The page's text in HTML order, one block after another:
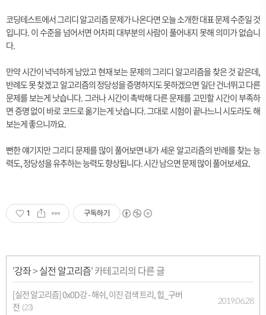
코딩테스트에서 그리디 알고리즘 문제가 나온다면 오늘 소개한 대표 문제 수준일 것
입니다. 이 수준을 넘어서면 어차피 대부분의 사람이 풀어내지 못해 의미가 없습니
다.
만약 시간이 넉넉하게 남았고 현재 보는 문제의 그리디 알고리즘을 찾은 것 같은데,
반례도 못 찾겠고 알고리즘의 정당성을 증명하지도 못하겠으면 일단 건너뛰고 다른
문제를 보는게 낫습니다. 그러나 시간이 촉박해 다른 문제를 고민할 시간이 부족하
면 증명 없이 바로 코드로 옮기는게 낫습니다. 그대로 시험이 끝나느니 시도라도 해
보는게 좋으니까요.
뻔한 얘기지만 그리디 문제를 많이 풀어보면 내가 세운 알고리즘의 반례를 찾는 능
력도, 정당성을 유추하는 능력도 향상됩니다. 시간 남으면 문제 많이 풀어보세요.
1 구독하기
'강좌>실전 알고리즘' 카테고리의 다른 글
[실전 알고리즘] 0x0D강 - 해쉬, 이진 검색 트리, 힙_구버
전 (23)
2019.06.28